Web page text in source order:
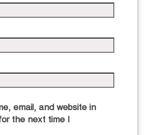
email, and website in
the next time I